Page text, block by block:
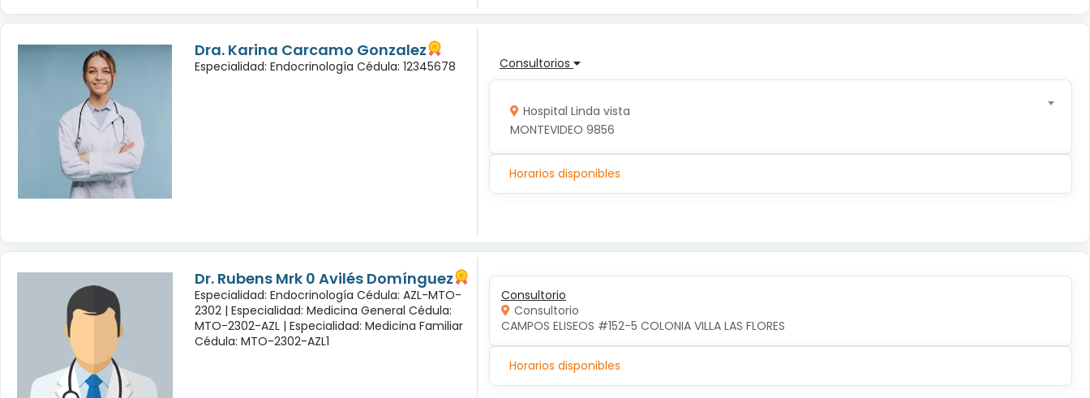
Dra. Karina Carcamo Gonzalez
Especialidad: Endocrinología Cédula: 12345678 Consultorios
Hospital Linda vista
MONTEVIDEO 9856
Horarios disponibles
Dr. Rubens Mrk 0 Avilés Domínguez
Especialidad: Endocrinología Cédula: AZL-MTO-
2302 | Especialidad: Medicina General Cédula:
MTO-2302-AZL | Especialidad: Medicina Familiar
Cédula: MTO-2302-AZL1
Consultorio
Consultorio
CAMPOS ELISEOS #152-5 COLONIA VILLA LAS FLORES
Horarios disponibles